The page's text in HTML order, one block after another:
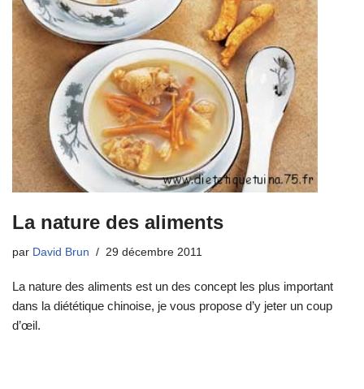
La nature des aliments
par David Brun 29 décembre 2011
La nature des aliments est un des concept les plus important
dans la diététique chinoise, je vous propose d’y jeter un coup
d’œil.